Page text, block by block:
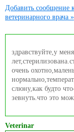
Добавить сообщение
ветеринарного врача »
здравствуйте,у
очень
слюну,как будто
зевнуть.что это
Veterinar